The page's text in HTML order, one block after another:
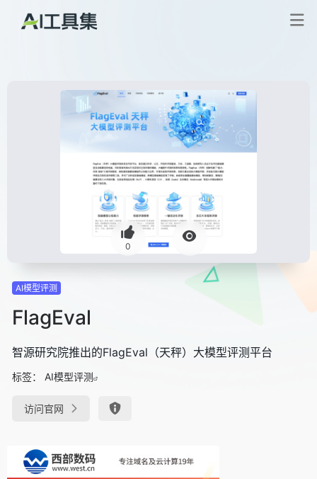
0
AI模型评测
FlagEval
智源研究院推出的FlagEval（天秤）大模型评测平台
标签： AI模型评测
访问官网